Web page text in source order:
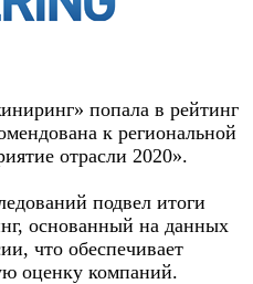
попала в рейтинг
к региональной
отрасли 2020».
подвел итоги
основанный на данных
что обеспечивает
оценку компаний.